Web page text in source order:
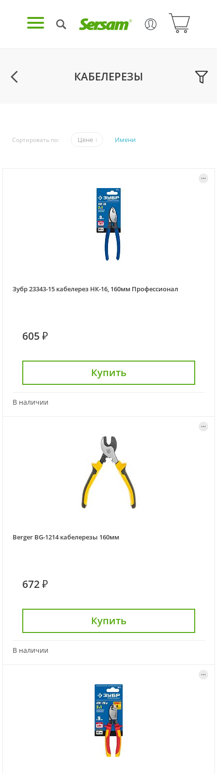
КАБЕЛЕРЕЗЫ
Сортировать по: Цене Имени
Зубр 23343-15 кабелерез НК-16, 160мм Профессионал
605 ₽
Купить
В наличии
Berger BG-1214 кабелерезы 160мм
672 ₽
Купить
В наличии